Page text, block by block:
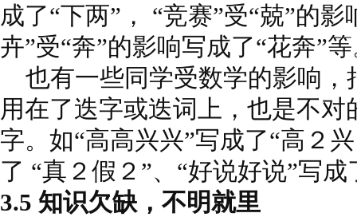
成了“下两”， “竞赛”受“兢”的
卉”受“奔”的影响写成了“花奔”
也有一些同学受数学的影响，
用在了迭字或迭词上，也是不
字。如“高高兴兴”写成了“高２
了 “真２假２”、“好说好说”写
3.5 知识欠缺，不明就里